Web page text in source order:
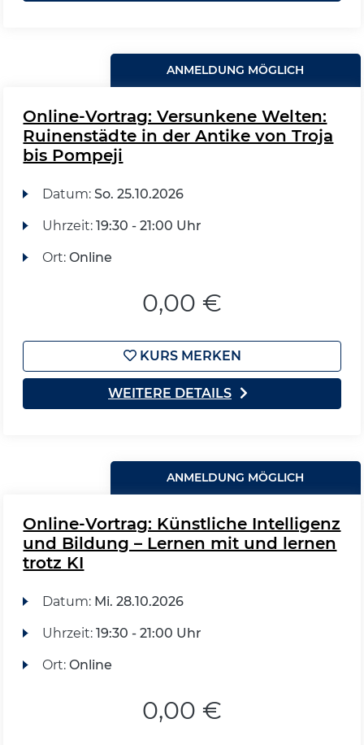
ANMELDUNG MÖGLICH
Online-Vortrag: Versunkene Welten:
Ruinenstädte in der Antike von Troja
bis Pompeji
Datum: So. 25.10.2026
Uhrzeit: 19:30 - 21:00 Uhr
Ort: Online
0,00 €
KURS MERKEN
WEITERE DETAILS
ANMELDUNG MÖGLICH
Online-Vortrag: Künstliche Intelligenz
und Bildung – Lernen mit und lernen
trotz KI
Datum: Mi. 28.10.2026
Uhrzeit: 19:30 - 21:00 Uhr
Ort: Online
0,00 €